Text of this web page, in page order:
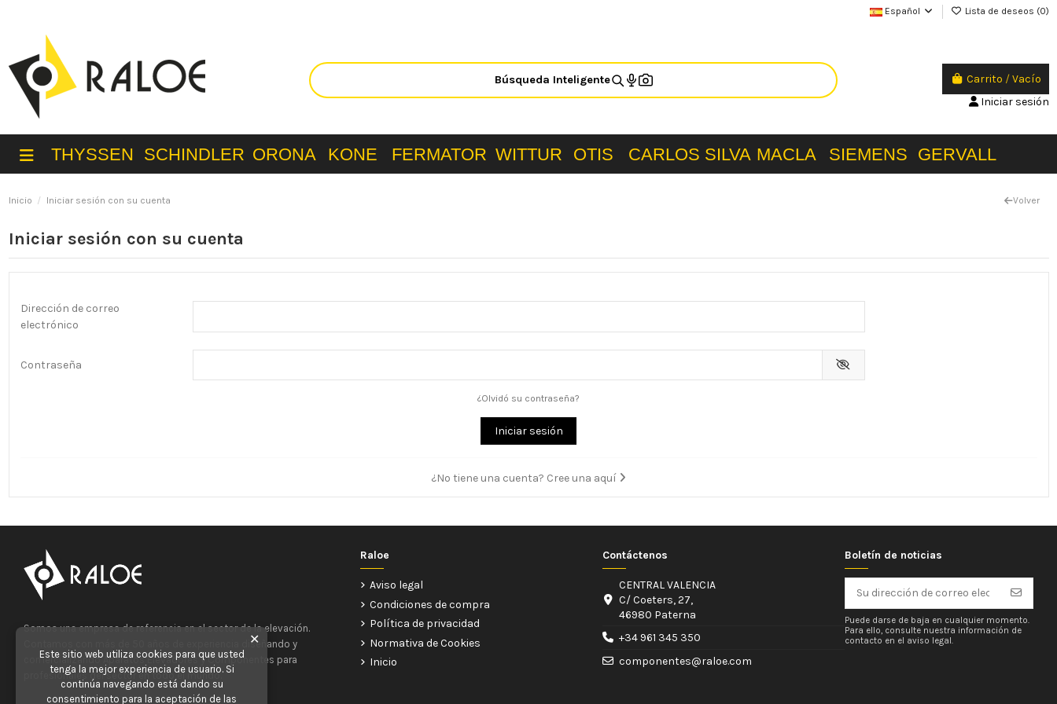
Español Lista de deseos (0)
Búsqueda Inteligente Carrito /Vacío
Iniciar sesión
THYSSEN SCHINDLER ORONA KONE FERMATOR WITTUR OTIS CARLOS SILVA MACLA SIEMENS GERVALL
Inicio Iniciar sesión con su cuenta Volver
Iniciar sesión con su cuenta
Dirección de correo
electrónico
Contraseña
¿Olvidó su contraseña?
Iniciar sesión
¿No tiene una cuenta? Cree una aquí
Somos una empresa de referencia en el sector de la elevación.
Contamos con más de 50 años de experiencia diseñando y
comercializando Aparatos Elevadores y Componentes para
profesionales del sector en todo el mundo.
Raloe
Aviso legal
Condiciones de compra
Política de privacidad
Normativa de Cookies
Inicio
Contáctenos
CENTRAL VALENCIA
C/ Coeters, 27,
46980 Paterna
+34 961 345 350
componentes@raloe.com
Boletín de noticias
Puede darse de baja en cualquier momento.
Para ello, consulte nuestra información de
contacto en el aviso legal.
✕
Este sitio web utiliza cookies para que usted
tenga la mejor experiencia de usuario. Si
continúa navegando está dando su
consentimiento para la aceptación de las